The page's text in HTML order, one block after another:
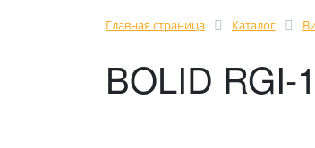
Главная страница Каталог
BOLID RGI-